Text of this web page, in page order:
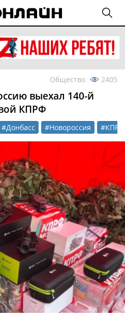
Общество 2405
выехал 140-й
КПРФ
#Донбасс #Новороссия #КПРФ